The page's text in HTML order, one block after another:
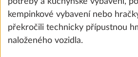
Přidat
kempinkové vybavení nebo
překročili technicky přípustnou
naloženého vozidla.